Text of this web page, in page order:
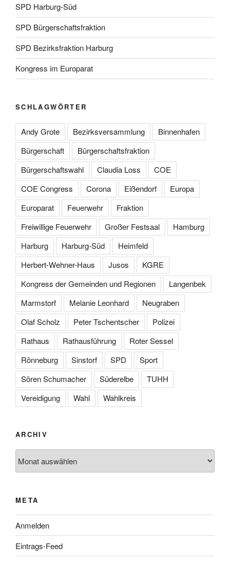
SPD Harburg-Süd
SPD Bürgerschaftsfraktion
SPD Bezirksfraktion Harburg
Kongress im Europarat
SCHLAGWÖRTER
Andy Grote Bezirksversammlung
Binnenhafen
Bürgerschaft
Bürgerschaftsfraktion
Bürgerschaftswahl
Claudia Loss
COE
COE Congress
Corona Eißendorf
Europa
Europarat
Feuerwehr
Fraktion
Freiwillige Feuerwehr
Großer Festsaal
Hamburg
Harburg
Harburg-Süd
Heimfeld
Herbert-Wehner-Haus
Jusos
KGRE
Kongress der Gemeinden und Regionen
Langenbek
Marmstorf
Melanie Leonhard
Neugraben
Olaf Scholz
Peter Tschentscher
Polizei
Rathaus
Rathausführung
Roter Sessel
Rönneburg
Sinstorf SPD
Sport
Sören Schumacher
Süderelbe
TUHH
Vereidigung
Wahl Wahlkreis
ARCHIV
META
Anmelden
Eintrags-Feed